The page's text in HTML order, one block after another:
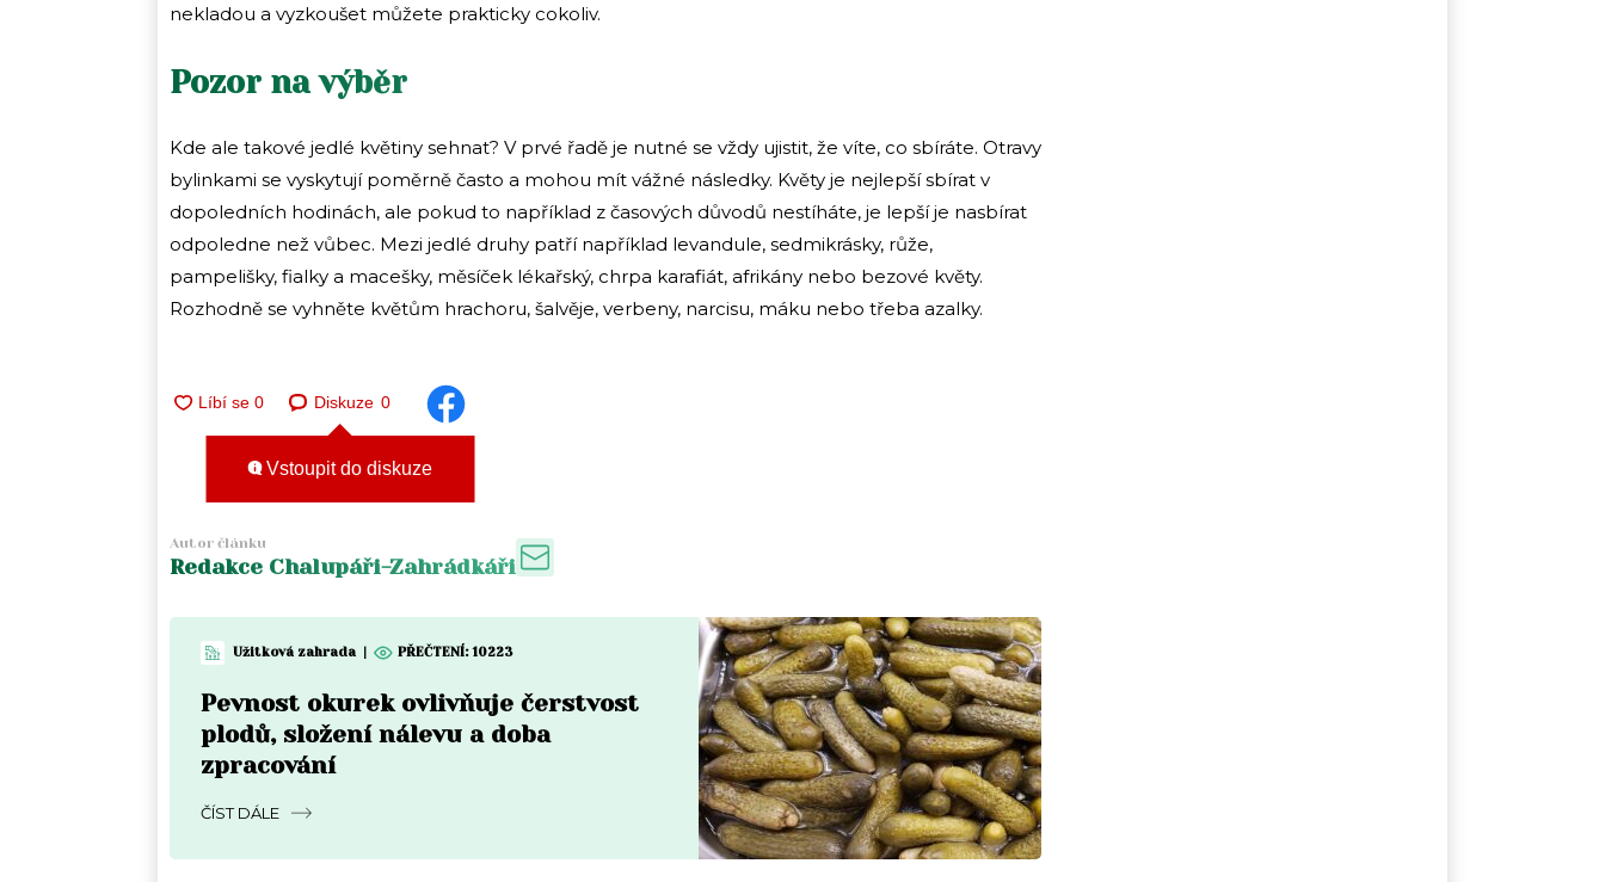
nekladou a vyzkoušet můžete prakticky cokoliv.
Pozor na výběr
Kde ale takové jedlé květiny sehnat? V prvé řadě je nutné se vždy ujistit, že víte, co sbíráte. Otravy
bylinkami se vyskytují poměrně často a mohou mít vážné následky. Květy je nejlepší sbírat v
dopoledních hodinách, ale pokud to například z časových důvodů nestíháte, je lepší je nasbírat
odpoledne než vůbec. Mezi jedlé druhy patří například levandule, sedmikrásky, růže,
pampelišky, fialky a macešky, měsíček lékařský, chrpa karafiát, afrikány nebo bezové květy.
Rozhodně se vyhněte květům hrachoru, šalvěje, verbeny, narcisu, máku nebo třeba azalky.
Diskuze 0
Vstoupit do diskuze
Autor článku
Redakce Chalupáři-Zahrádkáři
Užitková zahrada PŘEČTENÍ:10223
Pevnost okurek ovlivňuje čerstvost
plodů, složení nálevu a doba
zpracování
ČÍST DÁLE